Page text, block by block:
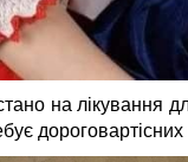
на лікування
дороговартісних